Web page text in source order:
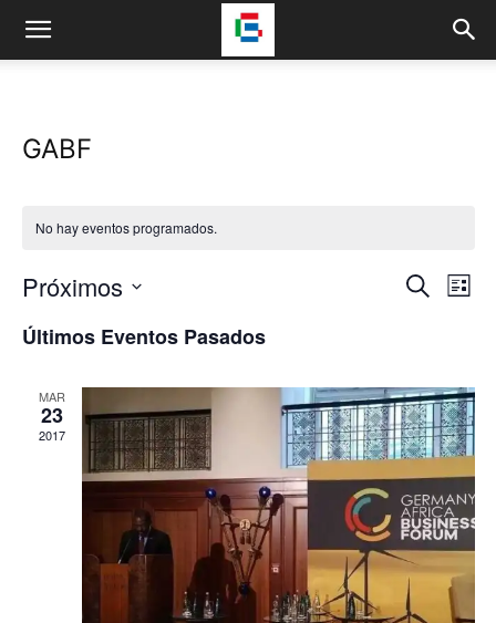
GABF
No hay eventos programados.
y
vistas
de
Buscar
de
Lista
Próximos
la
Últimos Eventos Pasados
MAR
23
2017